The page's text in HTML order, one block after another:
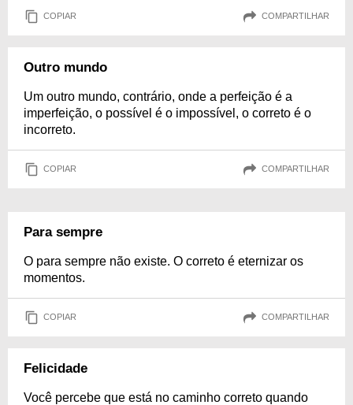
COPIAR COMPARTILHAR
Outro mundo
Um outro mundo, contrário, onde a perfeição é a
imperfeição, o possível é o impossível, o correto é o
incorreto.
COPIAR COMPARTILHAR
Para sempre
O para sempre não existe. O correto é eternizar os
momentos.
COPIAR COMPARTILHAR
Felicidade
Você percebe que está no caminho correto quando